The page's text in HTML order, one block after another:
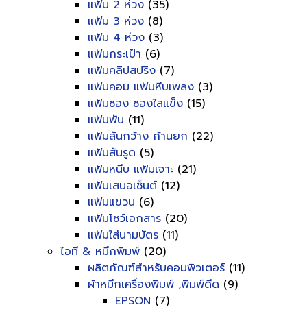
แฟ้ม 2 ห่วง (35)
แฟ้ม 3 ห่วง (8)
แฟ้ม 4 ห่วง (3)
แฟ้มกระเป๋า (6)
แฟ้มคลิปสปริง (7)
แฟ้มคอม แฟ้มหีบเพลง (3)
แฟ้มซอง ซองใสแข็ง (15)
แฟ้มพับ (11)
แฟ้มสันกว้าง ก้านยก (22)
แฟ้มสันรูด (5)
แฟ้มหนีบ แฟ้มเจาะ (21)
แฟ้มเสนอเซ็นต์ (12)
แฟ้มแขวน (6)
แฟ้มโชว์เอกสาร (20)
แฟ้มใส่นามบัตร (11)
ไอที & หมึกพิมพ์ (20)
ผลิตภัณฑ์สำหรับคอมพิวเตอร์ (11)
ผ้าหมึกเครื่องพิมพ์ ,พิมพ์ดีด (9)
EPSON (7)